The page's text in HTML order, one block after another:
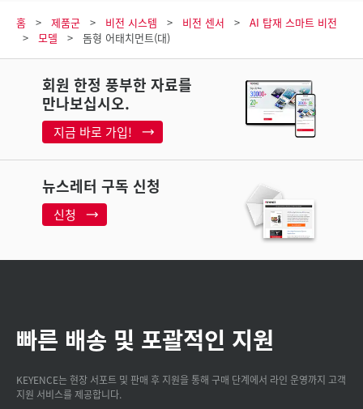
홈 제품군 비전 시스템 비전 센서
AI 탑재 스마트 비전
모델
돔형 어태치먼트(대)
회원 한정 풍부한 자료를
만나보십시오.
지금 바로 가입!
뉴스레터 구독 신청
신청
빠른 배송 및 포괄적인 지원
KEYENCE는 현장 서포트 및 판매 후 지원을 통해 구매 단계에서 라인 운영까지 고객
지원 서비스를 제공합니다.